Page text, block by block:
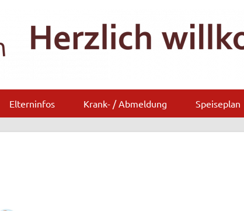
Elterninfos Krank- / Abmeldung Speiseplan